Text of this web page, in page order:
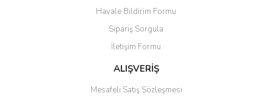
Havale Bildirim Formu
Sipariş Sorgula
İletişim Formu
ALIŞVERİŞ
Mesafeli Satış Sözleşmesi